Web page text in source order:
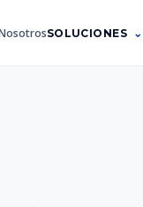
SOLUCIONES